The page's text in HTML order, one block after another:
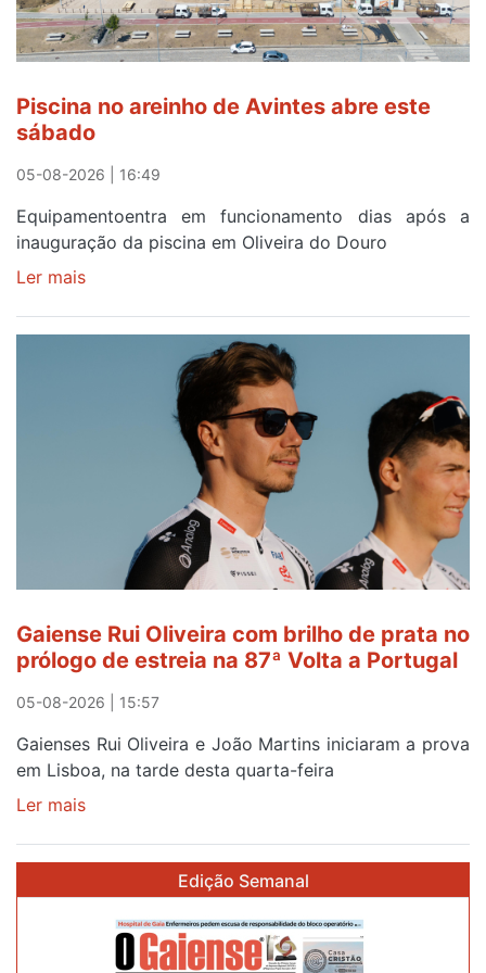
menos
de
24
após
campanha
reforço
Piscina no areinho de Avintes abre este
sábado
05-08-2026 | 16:49
Equipamentoentra em funcionamento dias após a
inauguração da piscina em Oliveira do Douro
Ler mais
no
Gaiense Rui Oliveira com brilho de prata no
prólogo de estreia na 87ª Volta a Portugal
05-08-2026 | 15:57
Gaienses Rui Oliveira e João Martins iniciaram a prova
em Lisboa, na tarde desta quarta-feira
Ler mais
brilho
Edição Semanal